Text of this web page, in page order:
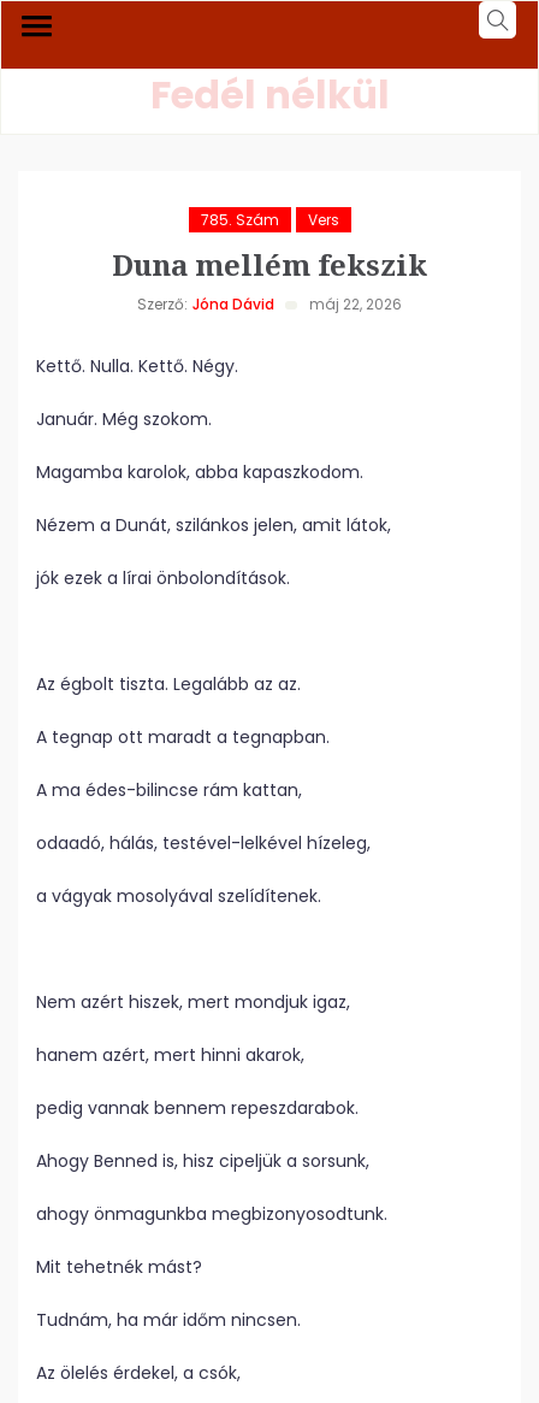
Fedél nélkül
785. Szám Vers
Duna mellém fekszik
Szerző: Jóna Dávid máj 22, 2026
Kettő. Nulla. Kettő. Négy.
Január. Még szokom.
Magamba karolok, abba kapaszkodom.
Nézem a Dunát, szilánkos jelen, amit látok,
jók ezek a lírai önbolondítások.
Az égbolt tiszta. Legalább az az.
A tegnap ott maradt a tegnapban.
A ma édes-bilincse rám kattan,
odaadó, hálás, testével-lelkével hízeleg,
a vágyak mosolyával szelídítenek.
Nem azért hiszek, mert mondjuk igaz,
hanem azért, mert hinni akarok,
pedig vannak bennem repeszdarabok.
Ahogy Benned is, hisz cipeljük a sorsunk,
ahogy önmagunkba megbizonyosodtunk.
Mit tehetnék mást?
Tudnám, ha már időm nincsen.
Az ölelés érdekel, a csók,